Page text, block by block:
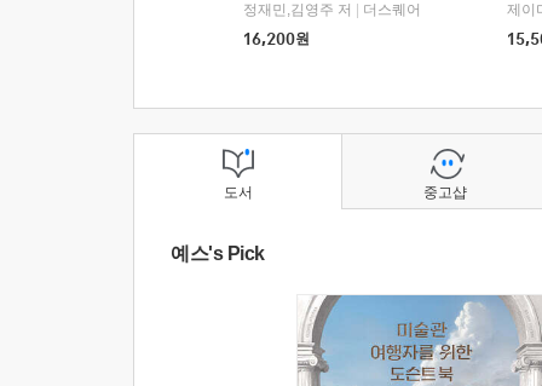
정재민,김영주 저
더스퀘어
16,200원
도서
예스's Pick
중고샵